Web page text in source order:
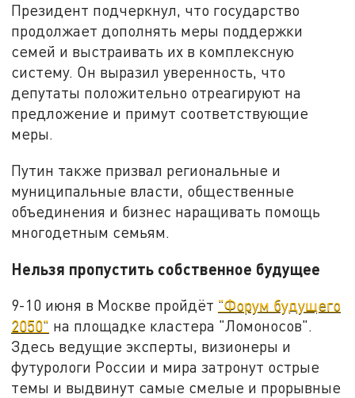
Президент подчеркнул, что государство
продолжает дополнять меры поддержки
семей и выстраивать их в комплексную
систему. Он выразил уверенность, что
депутаты положительно отреагируют на
предложение и примут соответствующие
меры.
Путин также призвал региональные и
муниципальные власти, общественные
объединения и бизнес наращивать помощь
многодетным семьям.
Нельзя пропустить собственное будущее
9-10 июня в Москве пройдёт "Форум будущего
2050" на площадке кластера "Ломоносов".
Здесь ведущие эксперты, визионеры и
футурологи России и мира затронут острые
темы и выдвинут самые смелые и прорывные